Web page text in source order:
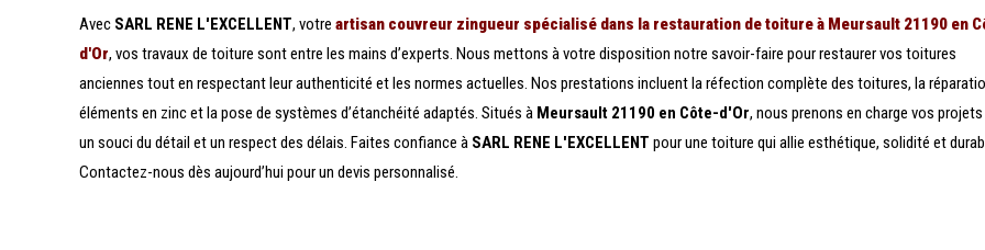
Avec SARL RENE L'EXCELLENT, votre artisan couvreur zingueur spécialisé dans la restauration de toiture à Meursault 21190 en
d'Or, vos travaux de toiture sont entre les mains d’experts. Nous mettons à votre disposition notre savoir-faire pour restaurer vos toitures
anciennes tout en respectant leur authenticité et les normes actuelles. Nos prestations incluent la réfection complète des toitures, la
éléments en zinc et la pose de systèmes d’étanchéité adaptés. Situés à Meursault 21190 en Côte-d'Or, nous prenons en charge vos
un souci du détail et un respect des délais. Faites confiance à SARL RENE L'EXCELLENT pour une toiture qui allie esthétique, solidité et
Contactez-nous dès aujourd’hui pour un devis personnalisé.